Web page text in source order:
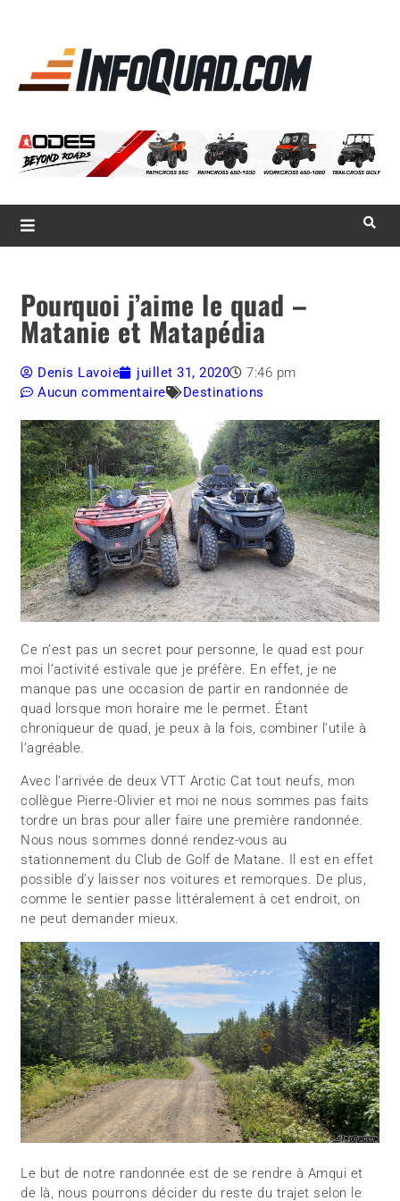
Magazine InfoQuad.com
Pourquoi j’aime le quad –
Matanie et Matapédia
Denis Lavoie juillet 31, 2020
7:46 pm
Aucun commentaire
Destinations
Ce n’est pas un secret pour personne, le quad est pour
moi l’activité estivale que je préfère. En effet, je ne
manque pas une occasion de partir en randonnée de
quad lorsque mon horaire me le permet. Étant
chroniqueur de quad, je peux à la fois, combiner l’utile à
l’agréable.
Avec l’arrivée de deux VTT Arctic Cat tout neufs, mon
collègue Pierre-Olivier et moi ne nous sommes pas faits
tordre un bras pour aller faire une première randonnée.
Nous nous sommes donné rendez-vous au
stationnement du Club de Golf de Matane. Il est en effet
possible d’y laisser nos voitures et remorques. De plus,
comme le sentier passe littéralement à cet endroit, on
ne peut demander mieux.
Le but de notre randonnée est de se rendre à Amqui et
de là, nous pourrons décider du reste du trajet selon le